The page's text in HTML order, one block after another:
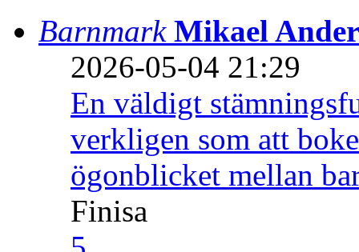
Barnmark Mikael
2026-05-04 21:29
En väldigt
verkligen som att
ögonblicket mellan
Finisa